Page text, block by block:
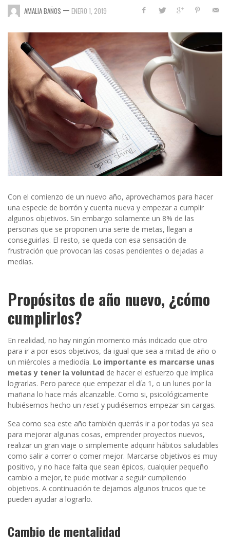
AMALIA BAÑOS — ENERO 1, 2019
Con el comienzo de un nuevo año, aprovechamos para hacer
una especie de borrón y cuenta nueva y empezar a cumplir
algunos objetivos. Sin embargo solamente un 8% de las
personas que se proponen una serie de metas, llegan a
conseguirlas. El resto, se queda con esa sensación de
frustración que provocan las cosas pendientes o dejadas a
medias.
Propósitos de año nuevo, ¿cómo
cumplirlos?
En realidad, no hay ningún momento más indicado que otro
para ir a por esos objetivos, da igual que sea a mitad de año o
un miércoles a mediodía. Lo importante es marcarse unas
metas y tener la voluntad de hacer el esfuerzo que implica
lograrlas. Pero parece que empezar el día 1, o un lunes por la
mañana lo hace más alcanzable. Como si, psicológicamente
hubiésemos hecho un reset y pudiésemos empezar sin cargas.
Sea como sea este año también querrás ir a por todas ya sea
para mejorar algunas cosas, emprender proyectos nuevos,
realizar un gran viaje o simplemente adquirir hábitos saludables
como salir a correr o comer mejor. Marcarse objetivos es muy
positivo, y no hace falta que sean épicos, cualquier pequeño
cambio a mejor, te pude motivar a seguir cumpliendo
objetivos. A continuación te dejamos algunos trucos que te
pueden ayudar a lograrlo.
Cambio de mentalidad